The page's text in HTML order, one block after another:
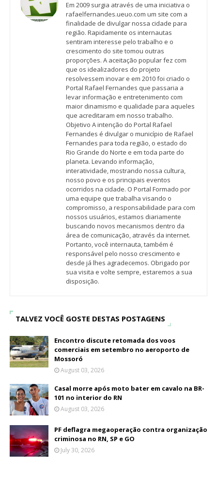
Em 2009 surgia através de uma iniciativa o
rafaelfernandes.ueuo.com um site com a
finalidade de divulgar nossa cidade para
região. Rapidamente os internautas
sentiram interesse pelo trabalho e o
crescimento do site tomou outras
proporções. A aceitação popular fez com
que os idealizadores do projeto
resolvessem inovar e em 2010 foi criado o
Portal Rafael Fernandes que passaria a
levar informação e entretenimento com
maior dinamismo e qualidade para aqueles
que acreditaram em nosso trabalho.
Objetivo A intenção do Portal Rafael
Fernandes é divulgar o município de Rafael
Fernandes para toda região, o estado do
Rio Grande do Norte e em toda parte do
planeta. Levando informação,
interatividade, mostrando nossa cultura,
nosso povo e os principais eventos
ocorridos na cidade. O Portal Formado por
uma equipe que trabalha visando o
compromisso, a responsabilidade para com
nossos usuários, estamos diariamente
buscando novos mecanismos dentro da
área de comunicação, através da internet.
Portanto, você internauta, também é
responsável pelo nosso crescimento e
desde já lhes agradecemos. Obrigado por
sua visita e volte sempre, estaremos a sua
disposição.
TALVEZ VOCÊ GOSTE DESTAS POSTAGENS
Encontro discute retomada dos voos
comerciais em setembro no aeroporto de
Mossoró
August 03, 2026
Casal morre após moto bater em cavalo na BR-
101 no interior do RN
August 03, 2026
PF deflagra megaoperação contra organização
criminosa no RN, SP e GO
July 30, 2026